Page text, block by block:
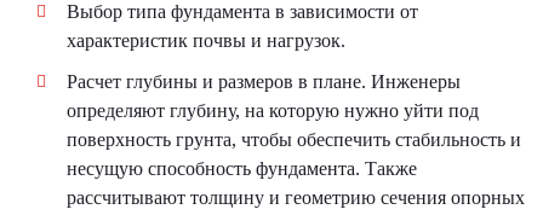
Выбор типа фундамента в зависимости от
характеристик почвы и нагрузок.
Расчет глубины и размеров в плане. Инженеры
определяют глубину, на которую нужно уйти под
поверхность грунта, чтобы обеспечить стабильность и
несущую способность фундамента. Также
рассчитывают толщину и геометрию сечения опорных